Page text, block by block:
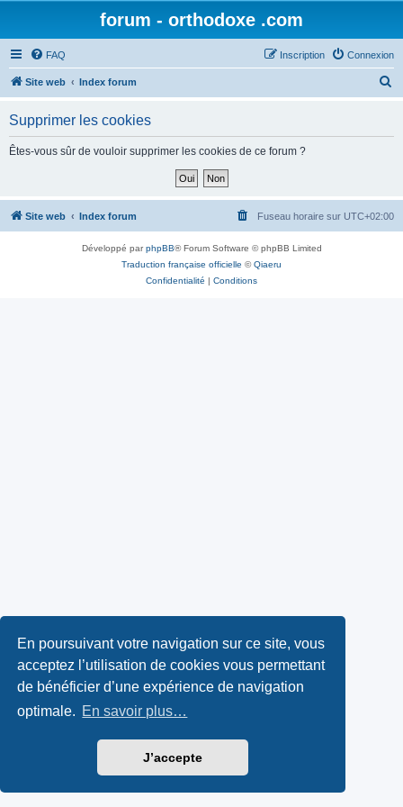
En poursuivant votre navigation sur ce site, vous
acceptez l’utilisation de cookies vous permettant
de bénéficier d’une expérience de navigation
optimale. En savoir plus…
J’accepte
forum - orthodoxe .com
FAQ Connexion
Inscription
Site web Index forum
h
Supprimer les cookies
Êtes-vous sûr de vouloir supprimer les cookies de ce forum ?
Site web Index forum Fuseau horaire sur UTC+02:00
Développé parphpBB® Forum Software © phpBB Limited
Traduction française officielle ©Qiaeru
Confidentialité | Conditions